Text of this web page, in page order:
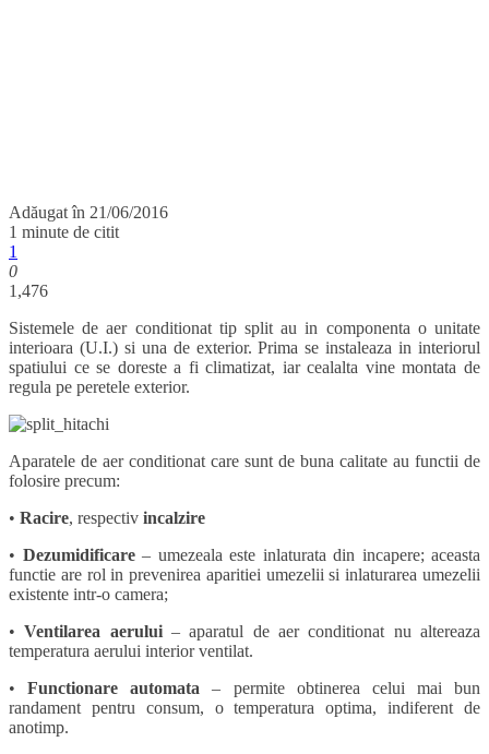
Adăugat în 21/06/2016
1 minute de citit
1
0
1,476
Sistemele de aer conditionat tip split au in componenta o unitate
interioara (U.I.) si una de exterior. Prima se instaleaza in interiorul
spatiului ce se doreste a fi climatizat, iar cealalta vine montata de
regula pe peretele exterior.
Aparatele de aer conditionat care sunt de buna calitate au functii de
folosire precum:
• Racire, respectiv incalzire
• Dezumidificare– umezeala este inlaturata din incapere; aceasta
functie are rol in prevenirea aparitiei umezelii si inlaturarea umezelii
existente intr-o camera;
•Ventilarea aerului– aparatul de aer conditionat nu altereaza
temperatura aerului interior ventilat.
•Functionare automata – permite obtinerea celui mai bun
randament pentru consum, o temperatura optima, indiferent de
anotimp.